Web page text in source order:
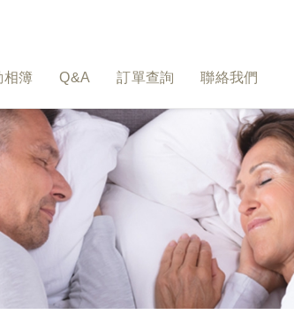
相簿 Q&A 訂單查詢 聯絡我們